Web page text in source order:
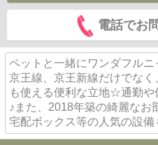
電話でお
ペットと一緒にワンダフルニ
京王線、京王新線だけでな
も使える便利な立地☆通勤や
♪また、2018年築の綺麗なお
宅配ボックス等の人気の設